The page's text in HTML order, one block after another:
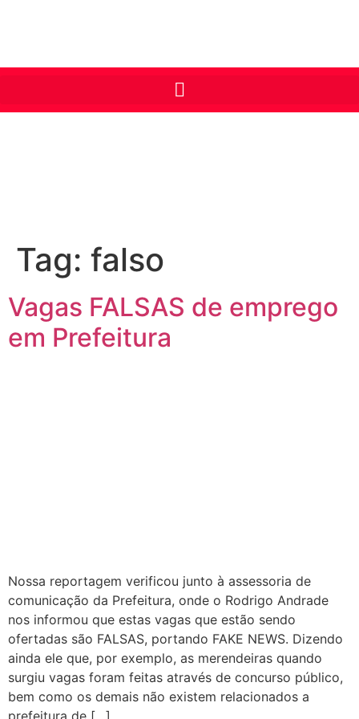
Tag: falso
Vagas FALSAS de emprego
em Prefeitura
Nossa reportagem verificou junto à assessoria de
comunicação da Prefeitura, onde o Rodrigo Andrade
nos informou que estas vagas que estão sendo
ofertadas são FALSAS, portando FAKE NEWS. Dizendo
ainda ele que, por exemplo, as merendeiras quando
surgiu vagas foram feitas através de concurso público,
bem como os demais não existem relacionados a